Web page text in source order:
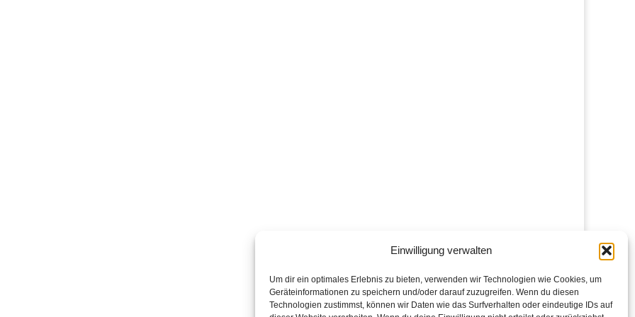
Einwilligung verwalten
Um dir ein optimales Erlebnis zu bieten, verwenden wir Technologien wie Cookies, um
Geräteinformationen zu speichern und/oder darauf zuzugreifen. Wenn du diesen
Technologien zustimmst, können wir Daten wie das Surfverhalten oder eindeutige IDs auf